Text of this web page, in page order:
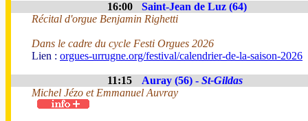
16:00
Saint-Jean de Luz (64)
Récital d'orgue Benjamin Righetti
Dans le cadre du cycle Festi Orgues 2026
Lien : orgues-urrugne.org/festival/calendrier-de-la-saison-2026
11:15 Auray (56) - St-Gildas
Michel Jézo et Emmanuel Auvray